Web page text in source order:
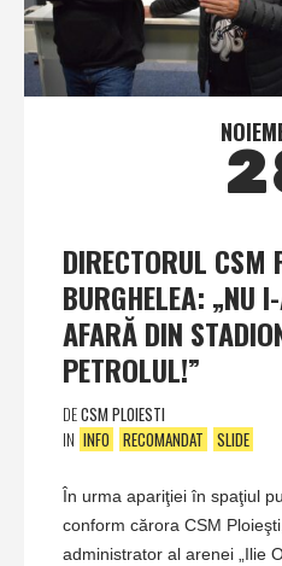
DIRECTORUL CSM
BURGHELEA: „NU
AFARĂ DIN
PETROLUL!”
DECSM PLOIESTI
IN INFO RECOMANDAT SLIDE
În urma apariţiei în spaţiul
conform cărora CSM
administrator al arenei „Ilie